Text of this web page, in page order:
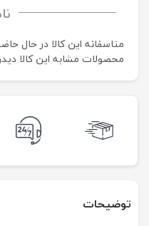
متاسفانه این کالا در حال
محصولات مشابه این کالا
توضیحات